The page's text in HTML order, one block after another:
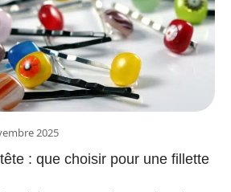
2025
: que choisir pour une fillette